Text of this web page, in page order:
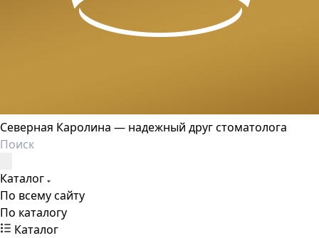
Северная Каролина — надежный друг стоматолога
Каталог
По всему сайту
По каталогу
Каталог